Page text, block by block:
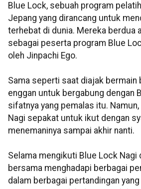
Blue Lock, sebuah program
Jepang yang dirancang untuk
terhebat di dunia. Mereka berdua
sebagai peserta program Blue
oleh Jinpachi Ego.
Sama seperti saat diajak bermain
enggan untuk bergabung dengan
sifatnya yang pemalas itu.
Nagi sepakat untuk ikut dengan
menemaninya sampai akhir nanti.
Selama mengikuti Blue Lock Nagi
bersama menghadapi berbagai
dalam berbagai pertandingan